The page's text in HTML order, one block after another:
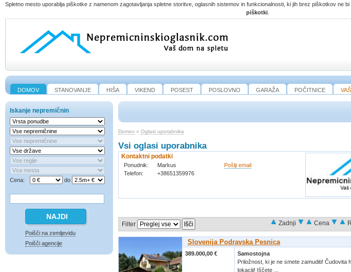
Spletno mesto uporablja piškotke z namenom zagotavljanja spletne storitve, oglasnih sistemov in funkcionalnosti, ki jih brez piškotkov ne
piškotki
DOMOV STANOVANJE HIŠA VIKEND POSEST POSLOVNO GARAŽA POČITNICE
Iskanje nepremičnin
Cena: do
Poišči na zemljevidu
Poišči agencije
Domov » Oglasi uporabnika
Vsi oglasi uporabnika
Kontaktni podatki
Ponudnik:
Markus
Telefon: +38651359976
Pošlji email
Filter
Zadnji Cena
Slovenija Podravska Pesnica
389.000,00 €
Samostojna
Priložnost, ki je ne smete zamuditi! Čudovita
lokaciji! Iščete ...